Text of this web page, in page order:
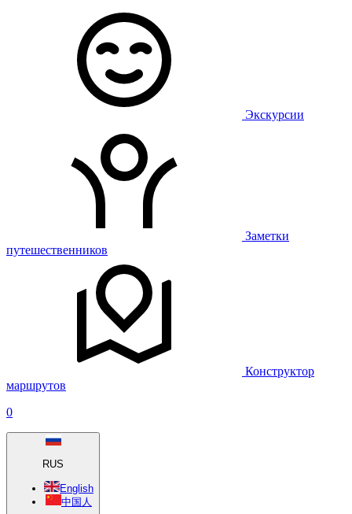
Экскурсии
Заметки
путешественников
Конструктор
маршрутов
0
RUS
English
中国人